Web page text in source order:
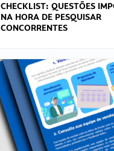
CHECKLIST: QUESTÕES
NA HORA DE PESQUISAR
CONCORRENTES